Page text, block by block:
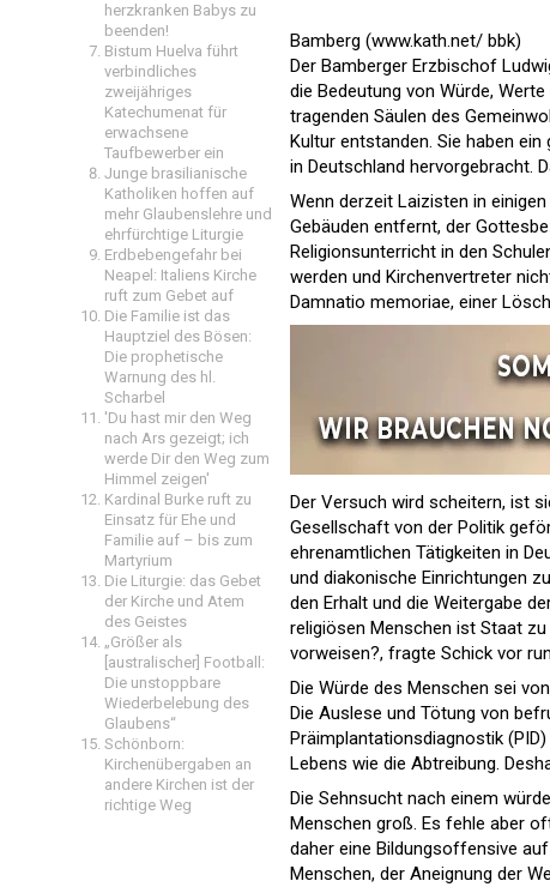
herzkranken Babys zu
beenden!
Bistum Huelva führt
verbindliches
zweijähriges
Katechumenat für
erwachsene
Taufbewerber ein
Junge brasilianische
Katholiken hoffen auf
mehr Glaubenslehre und
ehrfürchtige Liturgie
Erdbebengefahr bei
Neapel: Italiens Kirche
ruft zum Gebet auf
Die Familie ist das
Hauptziel des Bösen:
Die prophetische
Warnung des hl.
Scharbel
'Du hast mir den Weg
nach Ars gezeigt; ich
werde Dir den Weg zum
Himmel zeigen'
Kardinal Burke ruft zu
Einsatz für Ehe und
Familie auf – bis zum
Martyrium
Die Liturgie: das Gebet
der Kirche und Atem
des Geistes
„Größer als
[australischer] Football:
Die unstoppbare
Wiederbelebung des
Glaubens“
Schönborn:
Kirchenübergaben an
andere Kirchen ist der
richtige Weg
Bamberg (www.kath.net/ bbk)
Der Bamberger Erzbischof
die Bedeutung von Würde,
tragenden Säulen des
Kultur entstanden. Sie haben
in Deutschland hervorgebracht.
Wenn derzeit Laizisten in
Gebäuden entfernt, der
Religionsunterricht in den
werden und Kirchenvertreter
Damnatio memoriae, einer
Der Versuch wird scheitern,
Gesellschaft von der Politik
ehrenamtlichen Tätigkeiten in
und diakonische Einrichtungen
den Erhalt und die Weitergabe
religiösen Menschen ist Staat
vorweisen?, fragte Schick vor
Die Würde des Menschen sei
Die Auslese und Tötung von
Präimplantationsdiagnostik
Lebens wie die Abtreibung.
Die Sehnsucht nach einem
Menschen groß. Es fehle aber
daher eine Bildungsoffensive
Menschen, der Aneignung der